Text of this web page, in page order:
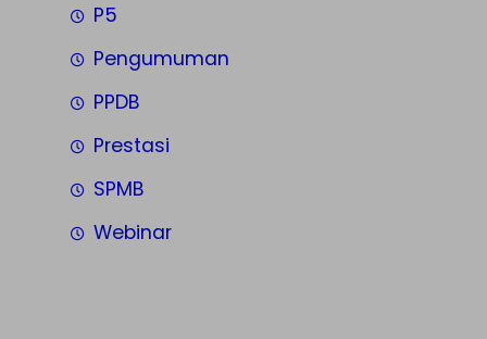
P5
Pengumuman
PPDB
Prestasi
SPMB
Webinar